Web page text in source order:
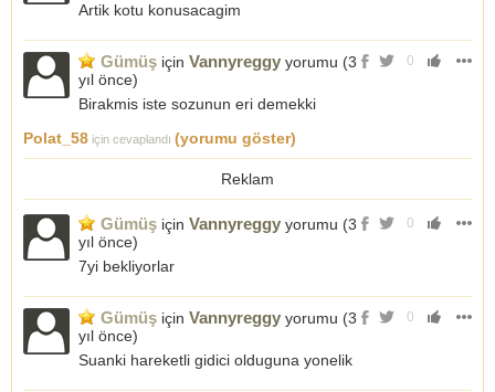
Artik kotu konusacagim
0
Gümüş için Vannyreggy yorumu (3
yıl önce)
Birakmis iste sozunun eri demekki
Polat_58 için cevaplandı (yorumu göster)
Reklam
0
Gümüş için Vannyreggy yorumu (3
yıl önce)
7yi bekliyorlar
0
Gümüş için Vannyreggy yorumu (3
yıl önce)
Suanki hareketli gidici olduguna yonelik